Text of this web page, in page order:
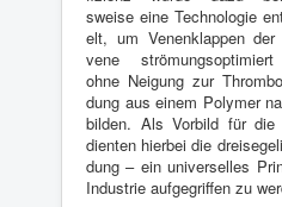
sweise eine Tech­nolo­gie
elt, um Venen­klap­pen
vene
ohne Nei­gung zur
dung aus einem Poly­mer
bilden. Als Vor­bild für die
dien­ten hier­bei die
dung – ein uni­verselles
Indus­trie aufge­grif­fen zu